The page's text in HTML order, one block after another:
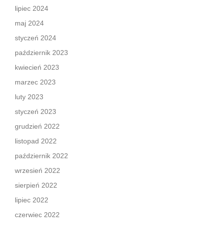
lipiec 2024
maj 2024
styczeń 2024
październik 2023
kwiecień 2023
marzec 2023
luty 2023
styczeń 2023
grudzień 2022
listopad 2022
październik 2022
wrzesień 2022
sierpień 2022
lipiec 2022
czerwiec 2022